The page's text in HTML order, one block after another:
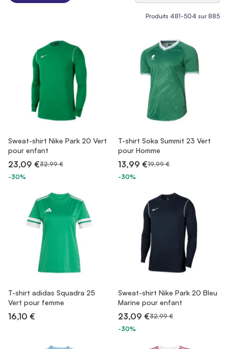
Produits 481-504 sur885
Sweat-shirt Nike Park 20 Vert
pour enfant
23,09 €32,99 €
-30%
T-shirt Soka Summit 23 Vert
pour Homme
13,99 €19,99 €
-30%
T-shirt adidas Squadra 25
Vert pour femme
16,10 €
Sweat-shirt Nike Park 20 Bleu
Marine pour enfant
23,09 €32,99 €
-30%